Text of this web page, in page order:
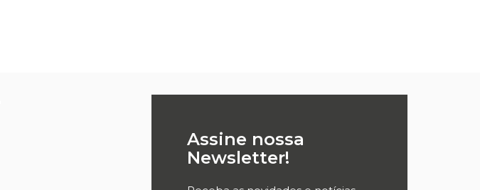
Assine nossa
Newsletter!